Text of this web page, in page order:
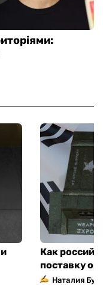
Как
поставку
Наталия